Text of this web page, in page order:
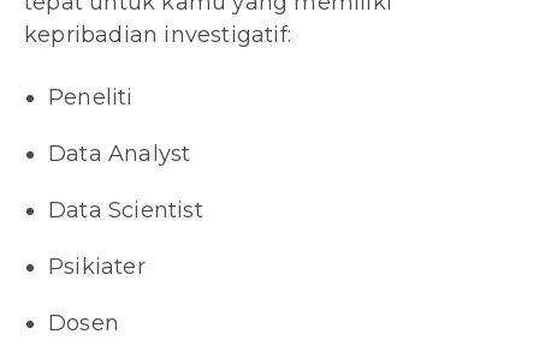
kepribadian investigatif:
Peneliti
Data Analyst
Data Scientist
Psikiater
Dosen